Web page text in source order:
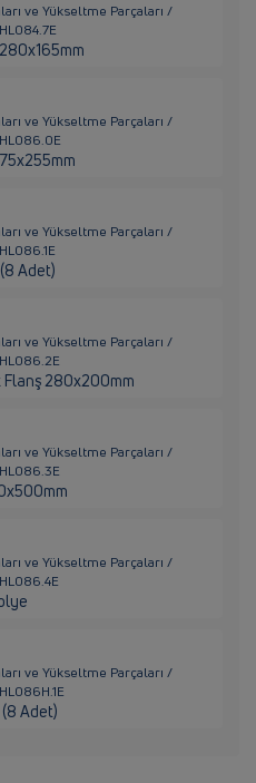
ve Yükseltme Parçaları /
ve Yükseltme Parçaları /
ve Yükseltme Parçaları /
Adet)
ve Yükseltme Parçaları /
Flanş 280x200mm
ve Yükseltme Parçaları /
ve Yükseltme Parçaları /
ve Yükseltme Parçaları /
Adet)